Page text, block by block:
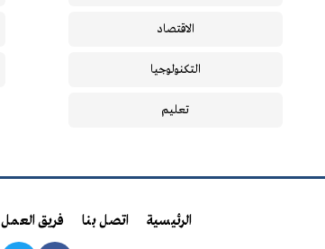
الاقتصاد
التكنولوجيا
تعليم
الرئيسية اتصل بنا فريق العمل